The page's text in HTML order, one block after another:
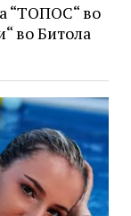
“ТОПОС“ во
во Битола